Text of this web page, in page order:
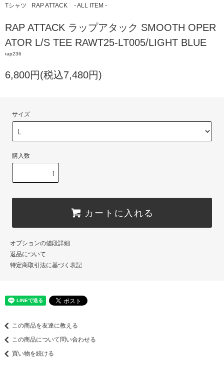
Tシャツ RAP ATTACK - ALL ITEM -
RAP ATTACK ラップアタック SMOOTH OPER
ATOR L/S TEE RAWT25-LT005/LIGHT BLUE
rap236
6,800円(税込7,480円)
サイズ
購入数
カートに入れる
オプションの値段詳細
返品について
特定商取引法に基づく表記
この商品を友達に教える
この商品について問い合わせる
買い物を続ける